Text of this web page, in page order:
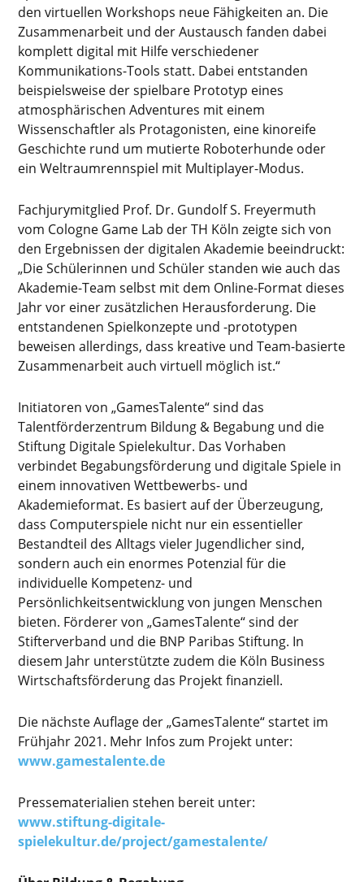
den virtuellen Workshops neue Fähigkeiten an. Die
Zusammenarbeit und der Austausch fanden dabei
komplett digital mit Hilfe verschiedener
Kommunikations-Tools statt. Dabei entstanden
beispielsweise der spielbare Prototyp eines
atmosphärischen Adventures mit einem
Wissenschaftler als Protagonisten, eine kinoreife
Geschichte rund um mutierte Roboterhunde oder
ein Weltraumrennspiel mit Multiplayer-Modus.
Fachjurymitglied Prof. Dr. Gundolf S. Freyermuth
vom Cologne Game Lab der TH Köln zeigte sich von
den Ergebnissen der digitalen Akademie beeindruckt:
„Die Schülerinnen und Schüler standen wie auch das
Akademie-Team selbst mit dem Online-Format dieses
Jahr vor einer zusätzlichen Herausforderung. Die
entstandenen Spielkonzepte und -prototypen
beweisen allerdings, dass kreative und Team-basierte
Zusammenarbeit auch virtuell möglich ist.“
Initiatoren von „GamesTalente“ sind das
Talentförderzentrum Bildung & Begabung und die
Stiftung Digitale Spielekultur. Das Vorhaben
verbindet Begabungsförderung und digitale Spiele in
einem innovativen Wettbewerbs- und
Akademieformat. Es basiert auf der Überzeugung,
dass Computerspiele nicht nur ein essentieller
Bestandteil des Alltags vieler Jugendlicher sind,
sondern auch ein enormes Potenzial für die
individuelle Kompetenz- und
Persönlichkeitsentwicklung von jungen Menschen
bieten. Förderer von „GamesTalente“ sind der
Stifterverband und die BNP Paribas Stiftung. In
diesem Jahr unterstützte zudem die Köln Business
Wirtschaftsförderung das Projekt finanziell.
Die nächste Auflage der „GamesTalente“ startet im
Frühjahr 2021. Mehr Infos zum Projekt unter:
www.gamestalente.de
Pressematerialien stehen bereit unter:
www.stiftung-digitale-
spielekultur.de/project/gamestalente/